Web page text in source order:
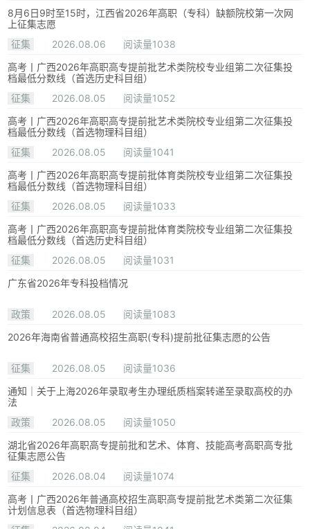
8月6日9时至15时，江西省2026年高职（专科）缺额院校第一次网
上征集志愿
征集
2026.08.06
阅读量1038
高考丨广西2026年高职高专提前批艺术类院校专业组第二次征集投
档最低分数线（首选历史科目组）
征集
2026.08.05
阅读量1052
高考丨广西2026年高职高专提前批艺术类院校专业组第二次征集投
档最低分数线（首选物理科目组）
征集
2026.08.05
阅读量1041
高考丨广西2026年高职高专提前批体育类院校专业组第二次征集投
档最低分数线（首选物理科目组）
征集
2026.08.05
阅读量1033
高考丨广西2026年高职高专提前批体育类院校专业组第二次征集投
档最低分数线（首选历史科目组）
征集
2026.08.05
阅读量1031
广东省2026年专科投档情况
政策 2026.08.05
阅读量1083
2026年海南省普通高校招生高职(专科)提前批征集志愿的公告
征集 2026.08.05
阅读量1036
通知｜关于上海2026年录取考生办理纸质档案转递至录取高校的办
法
政策
2026.08.05
阅读量1050
湖北省2026年高职高专提前批和艺术、体育、技能高考高职高专批
征集志愿公告
征集
2026.08.04
阅读量1074
高考丨广西2026年普通高校招生高职高专提前批艺术类第二次征集
计划信息表（首选物理科目组）